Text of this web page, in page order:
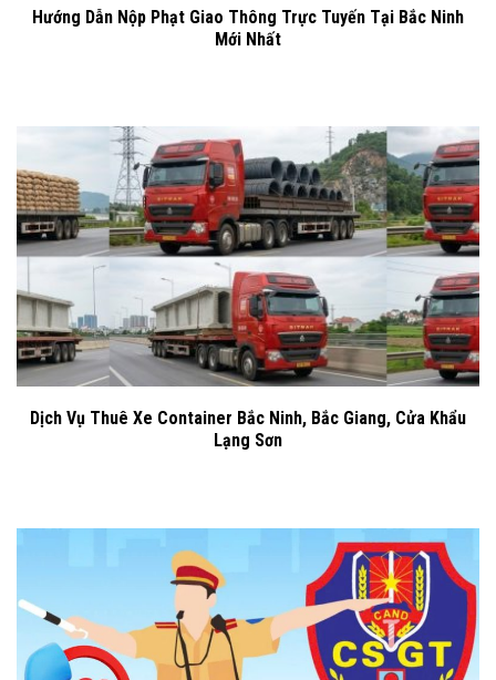
Hướng Dẫn Nộp Phạt Giao Thông Trực Tuyến Tại Bắc Ninh
Mới Nhất
Dịch Vụ Thuê Xe Container Bắc Ninh, Bắc Giang, Cửa Khẩu
Lạng Sơn